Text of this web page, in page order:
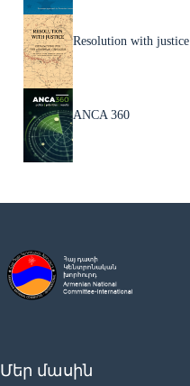
Resolution with justice
ANCA 360
Մեր մասին